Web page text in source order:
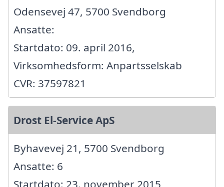
Odensevej 47, 5700 Svendborg
Ansatte:
Startdato: 09. april 2016,
Virksomhedsform: Anpartsselskab
CVR: 37597821
Drost El-Service ApS
Byhavevej 21, 5700 Svendborg
Ansatte: 6
Startdato: 23. november 2015,